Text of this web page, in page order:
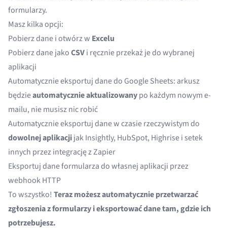
formularzy.
Masz kilka opcji:
Pobierz dane i otwórz w Excelu
Pobierz dane jakoCSVi ręcznie przekaż je do wybranej
aplikacji
Automatycznie eksportuj dane do Google Sheets: arkusz
będzieautomatycznie aktualizowanypo każdym nowym e-
mailu, nie musisz nic robić
Automatycznie eksportuj dane w czasie rzeczywistym do
dowolnej aplikacjijak Insightly, HubSpot, Highrise i setek
innych przezintegrację z Zapier
Eksportuj dane formularza do własnej aplikacji przez
webhook HTTP
To wszystko!Teraz możesz automatycznie przetwarzać
zgłoszenia z formularzy i eksportować dane tam, gdzie ich
potrzebujesz.